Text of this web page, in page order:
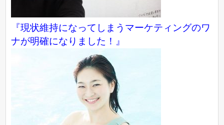
『現状維持になってしまうマーケティングのワ
ナが明確になりました！』